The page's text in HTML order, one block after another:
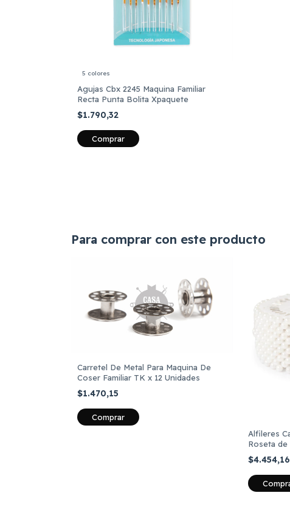
5 colores
Agujas Cbx 2245 Maquina Familiar
Recta Punta Bolita Xpaquete
$1.790,32
Comprar
Para comprar con este producto
Carretel De Metal Para Maquina De
Coser Familiar TK x 12 Unidades
$1.470,15
Alfileres
Roseta de
$4.454,16